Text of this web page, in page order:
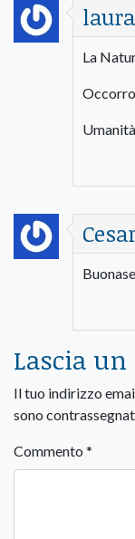
La
Umanità
Lascia
Il tuo indirizzo
sono
Commento *